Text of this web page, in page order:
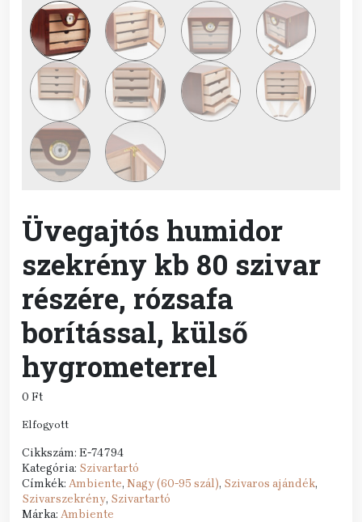
Üvegajtós humidor
szekrény kb 80 szivar
részére, rózsafa
borítással, külső
hygrometerrel
0 Ft
Elfogyott
Cikkszám: E-74794
Kategória: Szivartartó
Címkék: Ambiente, Nagy (60-95 szál), Szivaros ajándék,
Szivarszekrény, Szivartartó
Márka: Ambiente